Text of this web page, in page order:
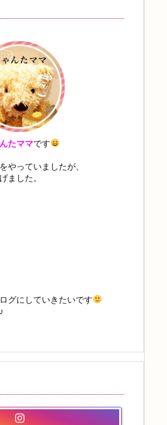
たママです
やっていましたが、
ました。
グにしていきたいです